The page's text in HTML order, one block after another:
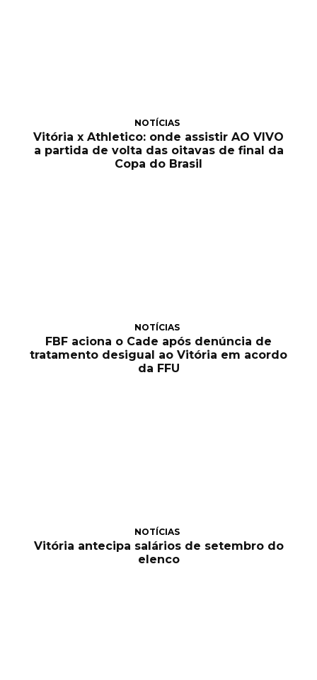
NOTÍCIAS
Vitória x Athletico: onde assistir AO VIVO
a partida de volta das oitavas de final da
Copa do Brasil
NOTÍCIAS
FBF aciona o Cade após denúncia de
tratamento desigual ao Vitória em acordo
da FFU
NOTÍCIAS
Vitória antecipa salários de setembro do
elenco